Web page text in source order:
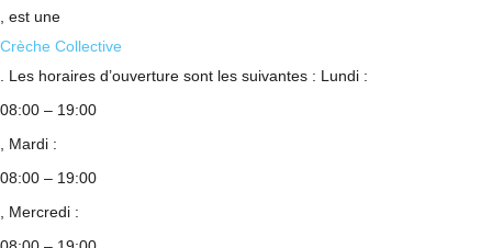
, est une
Crèche Collective
. Les horaires d’ouverture sont les suivantes : Lundi :
08:00 – 19:00
, Mardi :
08:00 – 19:00
, Mercredi :